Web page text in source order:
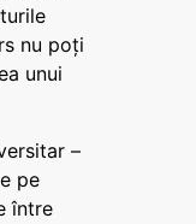
nu poți
unui
–
pe
între